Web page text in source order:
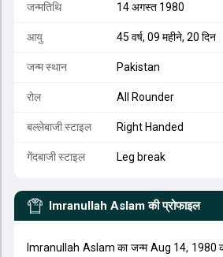
जन्मतिथि 14 अगस्त 1980
आयु 45 वर्ष, 09 महीने, 20 दिन
जन्म स्थान Pakistan
रोल All Rounder
बल्लेबाजी स्टाइल Right Handed
गेंदबाजी स्टाइल Leg break
Imranullah Aslam की प्रोफाइल
Imranullah Aslam का जन्म Aug 14,